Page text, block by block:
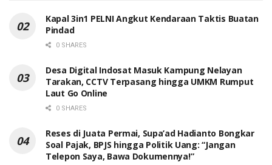
Kapal 3in1 PELNI Angkut Kendaraan Taktis Buatan
Pindad
0 SHARES
Desa Digital Indosat Masuk Kampung Nelayan
Tarakan, CCTV Terpasang hingga UMKM Rumput
Laut Go Online
0 SHARES
Reses di Juata Permai, Supa’ad Hadianto Bongkar
Soal Pajak, BPJS hingga Politik Uang: “Jangan
Telepon Saya, Bawa Dokumennya!”